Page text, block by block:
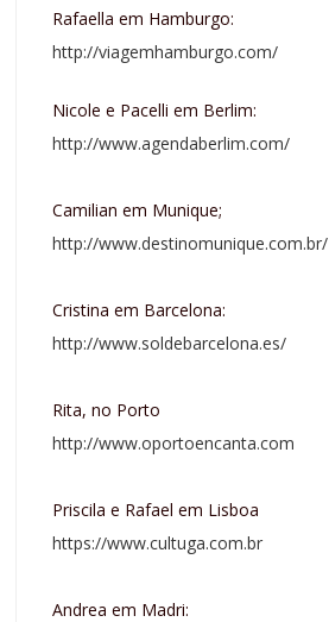
Rafaella em Hamburgo:
http://viagemhamburgo.com/
Nicole e Pacelli em Berlim:
http://www.agendaberlim.com/
Camilian em Munique;
http://www.destinomunique.com.br/
Cristina em Barcelona:
http://www.soldebarcelona.es/
Rita, no Porto
http://www.oportoencanta.com
Priscila e Rafael em Lisboa
https://www.cultuga.com.br
Andrea em Madri: